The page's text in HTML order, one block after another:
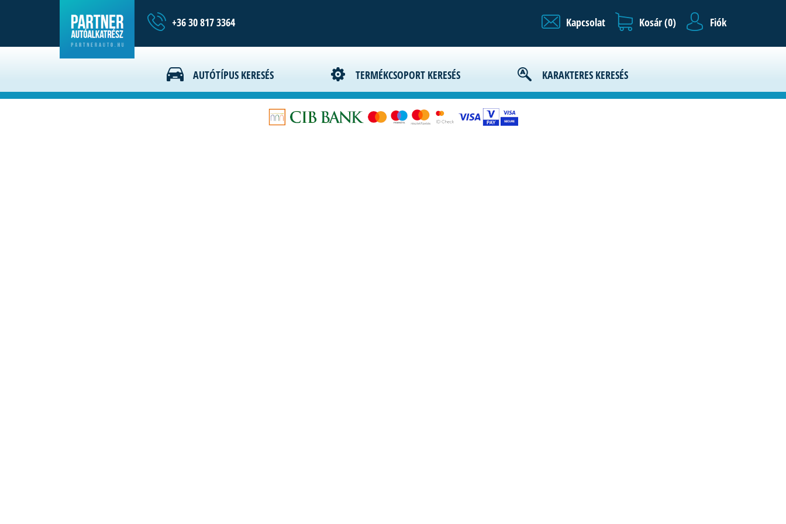
+36 30 817 3364 Kapcsolat Kosár (0) Fiók
AUTÓTÍPUS KERESÉS TERMÉKCSOPORT KERESÉS KARAKTERES KERESÉS
Adatkezelési szabályzat
Szállítási fizetési feltételek Vásárlási feltételek Letöltések GY.I.K.